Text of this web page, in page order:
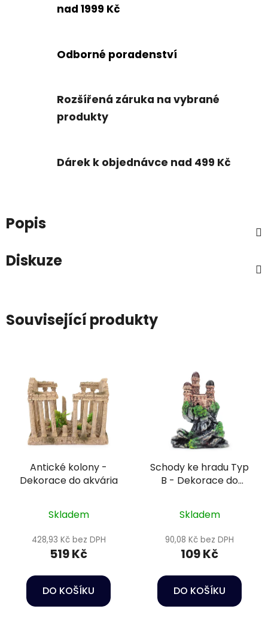
nad 1999 Kč
Odborné poradenství
Rozšířená záruka na vybrané
produkty
Dárek k objednávce nad 499 Kč
Popis
Diskuze
Související produkty
Antické kolony -
Dekorace do akvária
Skladem
428,93 Kč bez DPH
519 Kč
DO KOŠÍKU
Schody ke hradu Typ
B - Dekorace do
Skladem
90,08 Kč bez DPH
109 Kč
DO KOŠÍKU